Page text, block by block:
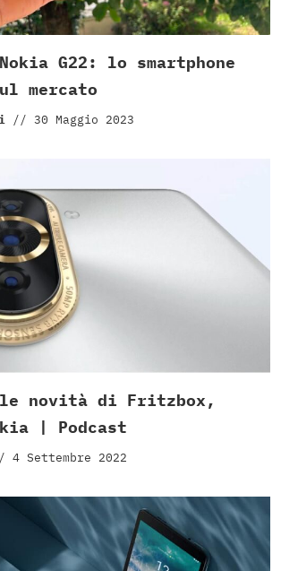
G22: lo smartphone
mercato
// 30 Maggio 2023
le novità di Fritzbox,
| Podcast
4 Settembre 2022